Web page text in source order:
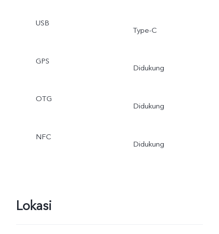
USB
Type-C
GPS
Didukung
OTG
Didukung
NFC
Didukung
Lokasi